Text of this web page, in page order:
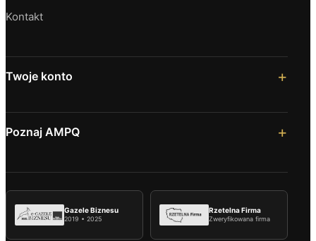
Kontakt
Twoje konto
Poznaj AMPQ
Gazele Biznesu
2019 • 2025
Rzetelna Firma
Zweryfikowana firma